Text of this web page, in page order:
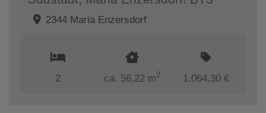
2344 Maria Enzersdorf
2 ca. 56,22 m2 1.064,30 €